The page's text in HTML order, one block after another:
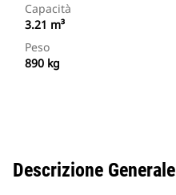
Capacità
3.21 m³
Peso
890 kg
Descrizione Generale